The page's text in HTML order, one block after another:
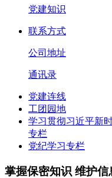
党建知识
联系方式
公司地址
通讯录
党建连线
工团园地
学习贯彻习近平新
专栏
党纪学习专栏
掌握保密知识 维护